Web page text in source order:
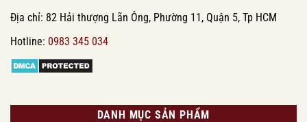
Địa chỉ: 82 Hải thượng Lãn Ông, Phường 11, Quận 5, Tp HCM
Hotline: 0983 345 034
DANH MỤC SẢN PHẨM